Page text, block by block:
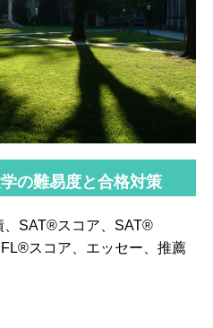
の難易度と合格対策
、SAT®スコア、SAT®
スコア、エッセー、推薦